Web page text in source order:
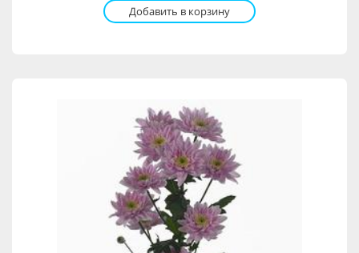
Добавить в корзину